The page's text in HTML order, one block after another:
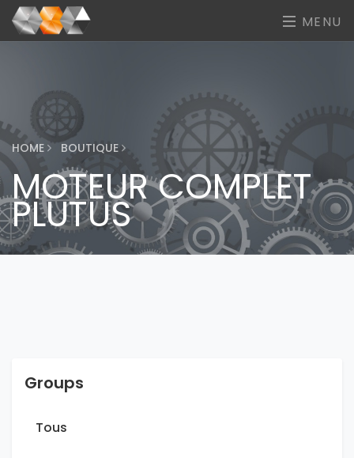
MENU
HOME BOUTIQUE
MOTEUR COMPLET
PLUTUS
Groups
Tous